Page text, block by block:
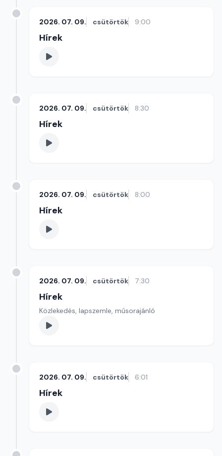
2026. 07. 09. csütörtök 9:00
Hírek
2026. 07. 09. csütörtök 8:30
Hírek
2026. 07. 09. csütörtök 8:00
Hírek
2026. 07. 09. csütörtök 7:30
Hírek
Közlekedés, lapszemle, műsorajánló
2026. 07. 09. csütörtök 6:01
Hírek